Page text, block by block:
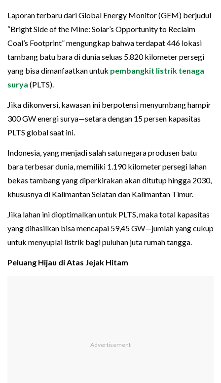
Laporan terbaru dari Global Energy Monitor (GEM) berjudul
“Bright Side of the Mine: Solar’s Opportunity to Reclaim
Coal’s Footprint” mengungkap bahwa terdapat 446 lokasi
tambang batu bara di dunia seluas 5.820 kilometer persegi
yang bisa dimanfaatkan untuk pembangkit listrik tenaga
surya (PLTS).
Jika dikonversi, kawasan ini berpotensi menyumbang hampir
300 GW energi surya—setara dengan 15 persen kapasitas
PLTS global saat ini.
Indonesia, yang menjadi salah satu negara produsen batu
bara terbesar dunia, memiliki 1.190 kilometer persegi lahan
bekas tambang yang diperkirakan akan ditutup hingga 2030,
khususnya di Kalimantan Selatan dan Kalimantan Timur.
Jika lahan ini dioptimalkan untuk PLTS, maka total kapasitas
yang dihasilkan bisa mencapai 59,45 GW—jumlah yang cukup
untuk menyuplai listrik bagi puluhan juta rumah tangga.
Peluang Hijau di Atas Jejak Hitam